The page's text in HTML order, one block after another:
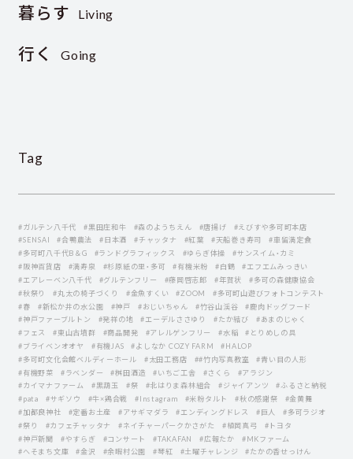
暮らす Living
行く Going
Tag
#ガルテン八千代 #黒田庄和牛 #森のようちえん #唐揚げ
#えびすや多可町本店
#SENSAI
#合鴨農法 #日本酒 #チャッタナ #紅葉 #天船巻き寿司
#車留満定食
#多可町八千代B＆G
#ランドグラフィックス #ゆらぎ体操
#サンスイム・カミ
#阪神百貨店
#満寿泉 #杉原紙の里・多可 #有機米粉 #白鶴
#エフエムみっきい
#エアレーベン八千代
#グルテンフリー #藤岡啓志郞 #年賀状
#多可の森健康協会
#秋祭り
#丸太の椅子づくり #金魚すくい #ZOOM
#多可町山遊びフォトコンテスト
#春
#新松か井の水公園 #神戸 #おじいちゃん #竹谷山渓谷
#鹿肉ドッグフード
#神戸ファーブルトン
#発祥の地 #エーデルささゆり #たか結び
#あまのじゃく
#フェス
#東山古墳群 #商品開発 #アレルゲンフリー #水稲
#とりめしの具
#ブライベンオオヤ
#有機JAS #よしなか COZY FARM
#HALOP
#多可町文化会館ベルディーホール
#太田工務店 ##竹内写真教室
#青い目の人形
#有機野菜
#ラベンダー #桝田酒造 #いちご工舎 #さくら
#アラジン
#カイマナファーム
#黒葫玉 #祭 #北はりま森林組合 #ジャイアンツ
#ふるさと納税
#pata
#サギソウ #牛×鶏合戦 #Instagram #米粉タルト #秋の感謝祭
#金黄舞
#加都良神社
#定番お土産 #アサギマダラ #エンディングドレス #巨人
#多可ラジオ
#祭り
#カフェチャッタナ #ネイチャーパークかさがた #植岡真弓
#トヨタ
#神戸新聞
#やすらぎ #コンサート #TAKAFAN #広報たか
#MKファーム
#へそまち文庫
#金沢 #余暇村公園 #琴紅 #土曜チャレンジ
#たかの香せっけん